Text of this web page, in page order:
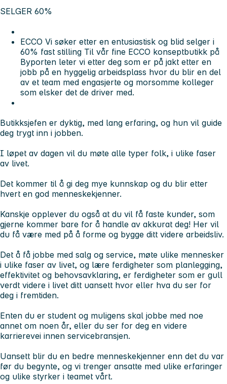
SELGER 60%
ECCO Vi søker etter en entusiastisk og blid selger i
60% fast stilling Til vår fine ECCO konseptbutikk på
Byporten leter vi etter deg som er på jakt etter en
jobb på en hyggelig arbeidsplass hvor du blir en del
av et team med engasjerte og morsomme kolleger
som elsker det de driver med.
Butikksjefen er dyktig, med lang erfaring, og hun vil guide
deg trygt inn i jobben.
I løpet av dagen vil du møte alle typer folk, i ulike faser
av livet.
Det kommer til å gi deg mye kunnskap og du blir etter
hvert en god menneskekjenner.
Kanskje opplever du også at du vil få faste kunder, som
gjerne kommer bare for å handle av akkurat deg! Her vil
du få være med på å forme og bygge ditt videre arbeidsliv.
Det å få jobbe med salg og service, møte ulike mennesker
i ulike faser av livet, og lære ferdigheter som planlegging,
effektivitet og behovsavklaring, er ferdigheter som er gull
verdt videre i livet ditt uansett hvor eller hva du ser for
deg i fremtiden.
Enten du er student og muligens skal jobbe med noe
annet om noen år, eller du ser for deg en videre
karrierevei innen servicebransjen.
Uansett blir du en bedre menneskekjenner enn det du var
før du begynte, og vi trenger ansatte med ulike erfaringer
og ulike styrker i teamet vårt.